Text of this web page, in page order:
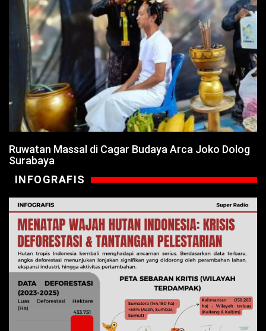
Ruwatan Massal di Cagar Budaya Arca Joko Dolog
Surabaya
INFOGRAFIS